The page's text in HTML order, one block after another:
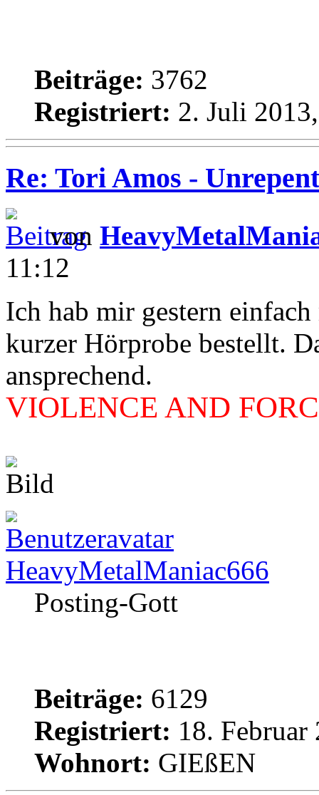
Beiträge: 3762
Registriert: 2. Juli
Re: Tori Amos -
von
11:12
Ich hab mir gestern
kurzer Hörprobe bestellt.
ansprechend.
VIOLENCE AND
HeavyMetalManiac666
Posting-Gott
Beiträge: 6129
Registriert: 18. Februar
Wohnort: GIEßEN